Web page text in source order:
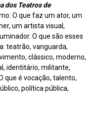
dos Teatros de
O que faz um ator, um
um artista visual,
O que são esses
teatrão, vanguarda,
clássico, moderno,
identitário, militante,
que é vocação, talento,
política pública,